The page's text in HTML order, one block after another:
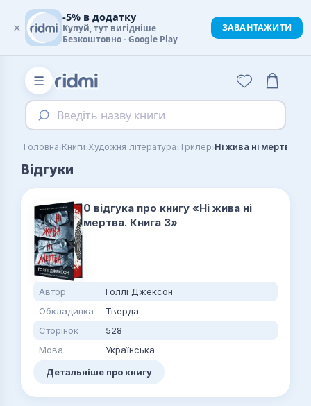
☰
Введіть назву книги
Головна›Книги›Художня література›Трилер›Ні жива ні мертва.
Відгуки
0 відгука про книгу «Ні жива ні
мертва. Книга 3»
Автор
Голлі Джексон
Обкладинка
Тверда
Сторінок
528
Мова
Українська
Детальніше про книгу
×
-5% в додатку
Купуй, тут вигідніше
Безкоштовно - Google Play
ЗАВАНТАЖИТИ